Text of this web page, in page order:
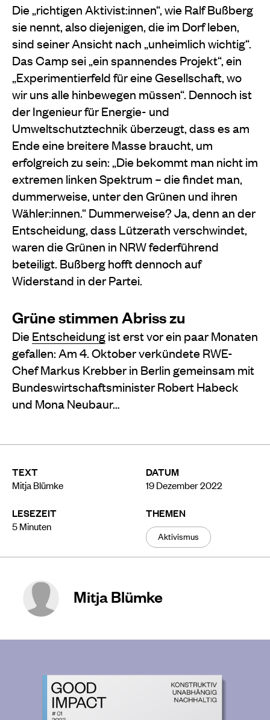
TEXT
Mitja Blümke
LESEZEIT
5Minuten
DATUM
19 Dezember 2022
THEMEN
Aktivismus
Die „richtigen Aktivist:innen“, wie Ralf Bußberg
sie nennt, also diejenigen, die im Dorf leben,
sind seiner Ansicht nach „unheimlich wichtig“.
Das Camp sei „ein spannendes Projekt“, ein
„Experimentierfeld für eine Gesellschaft, wo
wir uns alle hinbewegen müssen“. Dennoch ist
der Ingenieur für Energie- und
Umweltschutztechnik überzeugt, dass es am
Ende eine breitere Masse braucht, um
erfolgreich zu sein: „Die bekommt man nicht im
extremen linken Spektrum – die findet man,
dummerweise, unter den Grünen und ihren
Wähler:innen.“ Dummerweise? Ja, denn an der
Entscheidung, dass Lützerath verschwindet,
waren die Grünen in NRW federführend
beteiligt. Bußberg hofft dennoch auf
Widerstand in der Partei.
Grüne stimmen Abriss zu
DieEntscheidungist erst vor ein paar Monaten
gefallen: Am 4. Oktober verkündete RWE-
Chef Markus Krebber in Berlin gemeinsam mit
Bundeswirtschaftsminister Robert Habeck
und Mona Neubaur…
Mitja Blümke